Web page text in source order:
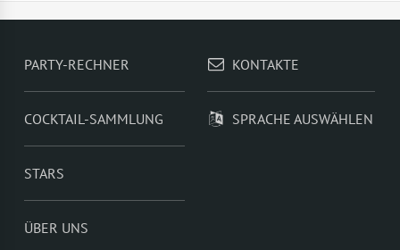
PARTY-RECHNER
COCKTAIL-SAMMLUNG
STARS
ÜBER UNS
KONTAKTE
SPRACHE AUSWÄHLEN